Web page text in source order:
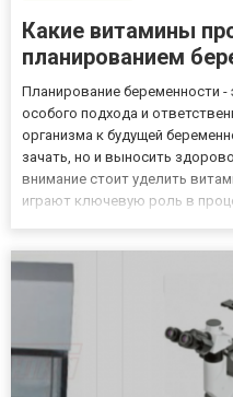
Какие витамины
планированием
Планирование беременности
особого подхода и
организма к будущей
зачать, но и выносить
внимание стоит уделить
играют ключевую роль в